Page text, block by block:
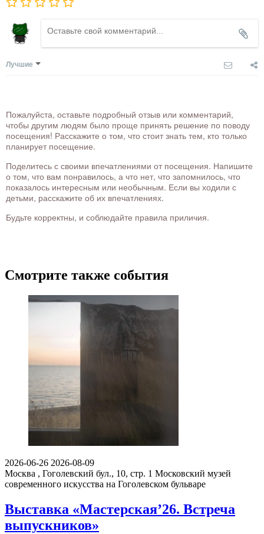
Лучшие
Пожалуйста, оставьте подробный отзыв или комментарий,
чтобы другим людям было проще принять решение по поводу
посещения! Расскажите о том, что стоит знать тем, кто только
планирует посещение.
Поделитесь с своими впечатлениями от посещения. Напишите
о том, что вам понравилось, а что нет, что запомнилось, что
показалось интересным или необычным. Если вы ходили с
детьми, расскажите об их впечатлениях.
Будьте корректны, и соблюдайте правила приличия.
Смотрите также события
2026-06-26 2026-08-09
Москва , Гоголевский бул., 10, стр. 1 Московский музей
современного искусства на Гоголевском бульваре
Выставка «Мастерская’26. Встреча
выпускников»